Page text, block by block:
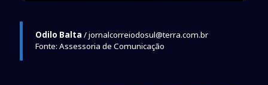
Odilo Balta / jornalcorreiodosul@terra.com.br
Fonte: Assessoria de Comunicação